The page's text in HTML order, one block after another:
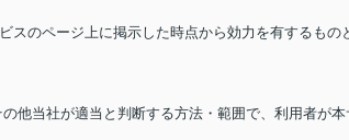
のページ上に掲示した時点から効力を有するもの
他当社が適当と判断する方法・範囲で、利用者が